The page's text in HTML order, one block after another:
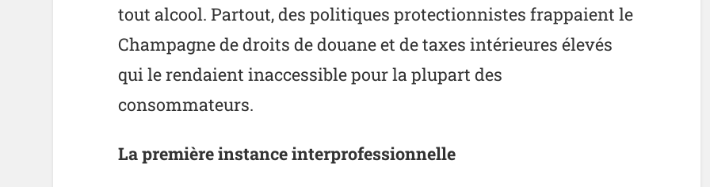
tout alcool. Partout, des politiques protectionnistes frappaient le
Champagne de droits de douane et de taxes intérieures élevés
qui le rendaient inaccessible pour la plupart des
consommateurs.
La première instance interprofessionnelle